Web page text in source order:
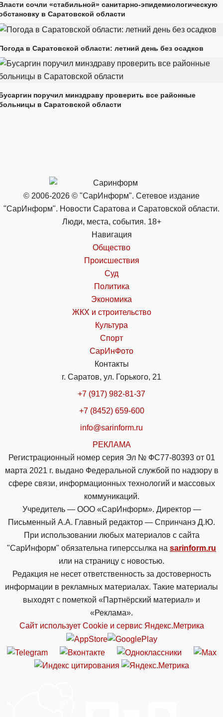
сочли «стабильной» санитарно-эпидемиологическую
в Саратовской области
в Саратовской области: летний день без осадков
поручил минздраву проверить все районные
в Саратовской области
© 2006-2026 © "СарИнформ". Сетевое издание
"СарИнформ". Новости Саратова и Саратовской области.
Люди, места, события. 18+
Навигация
Общество
Происшествия
Суд
Политика
Экономика
ЖКХ и строительство
Культура
Спорт
СарИнФото
Контакты
г. Саратов, ул. Горького, 21
+7 (917) 982-81-37
+7 (8452) 659-600
info@sarinform.ru
РЕКЛАМА
Регистрационный номер серия Эл № ФС77-80393 от 01
марта 2021 г. выдано Федеральной службой по надзору в
сфере связи, информационных технологий и массовых
коммуникаций.
Учредитель — ООО «СарИнформ». Директор —
Письменный А.А. Главный редактор — Спринчанэ Д.Ю.
При использовании любых материалов с сайта
"СарИнформ" обязательна гиперссылка на sarinform.ru
или на страницу с новостью.
Редакция не несет ответственность за достоверность
информации в рекламных материалах. Такие материалы
выходят с пометкой «Партнёрский материал» и
«Реклама».
Сайт использует Cookie и сервиc Яндекс.Метрика